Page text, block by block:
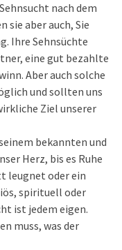
nach dem
sie aber auch, Sie
Ihre Sehnsüchte
eine gut bezahlte
Aber auch solche
und sollten uns
Ziel unserer
bekannten und
Herz, bis es Ruhe
leugnet oder ein
spirituell oder
ist jedem eigen.
muss, was der